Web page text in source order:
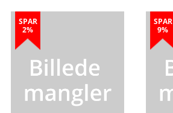
SPAR
2%
SPAR
9%